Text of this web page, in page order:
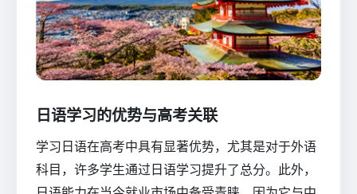
日语学习的优势与高考关联
学习日语在高考中具有显著优势，尤其是对于外语
科目，许多学生通过日语学习提升了总分。此外，